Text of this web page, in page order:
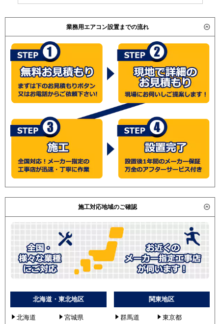
業務用エアコン設置までの流れ
施工対応地域のご確認
北海道・東北地区
北海道
宮城県
関東地区
群馬道
東京都